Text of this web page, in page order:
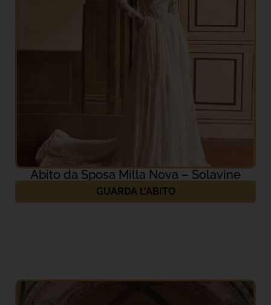
Abito da Sposa Milla Nova – Solavine
GUARDA L'ABITO